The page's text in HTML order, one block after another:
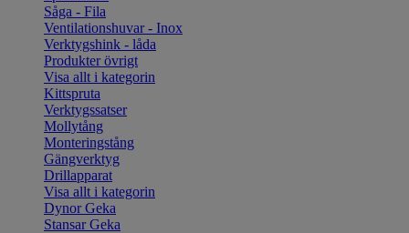
Såga - Fila
Ventilationshuvar - Inox
Verktygshink - låda
Produkter övrigt
Visa allt i kategorin
Kittspruta
Verktygssatser
Mollytång
Monteringstång
Gängverktyg
Drillapparat
Visa allt i kategorin
Dynor Geka
Stansar Geka